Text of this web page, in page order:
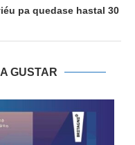
pa quedase hastal 30
GUSTAR